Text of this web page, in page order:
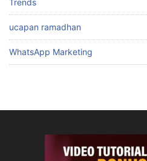
Trends
ucapan ramadhan
WhatsApp Marketing